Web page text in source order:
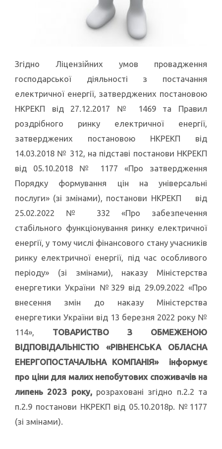
Згідно Ліцензійних умов провадження
господарської діяльності з постачання
електричної енергії, затверджених постановою
НКРЕКП від 27.12.2017 № 1469 та Правил
роздрібного ринку електричної енергії,
затверджених постановою НКРЕКП від
14.03.2018 № 312, на підставі постанови НКРЕКП
від 05.10.2018 № 1177 «Про затвердження
Порядку формування цін на універсальні
послуги» (зі змінами), постанови НКРЕКП від
25.02.2022 № 332 «Про забезпечення
стабільного функціонування ринку електричної
енергії, у тому числі фінансового стану учасників
ринку електричної енергії, під час особливого
періоду» (зі змінами), наказу Міністерства
енергетики України №329 від 29.09.2022 «Про
внесення змін до наказу Міністерства
енергетики України від 13 березня 2022 року №
114», ТОВАРИСТВО З ОБМЕЖЕНОЮ
ВІДПОВІДАЛЬНІСТЮ «РІВНЕНСЬКА ОБЛАСНА
ЕНЕРГОПОСТАЧАЛЬНА КОМПАНІЯ» інформує
про ціни для малих непобутових споживачів на
липень 2023 року, розраховані згідно п.2.2 та
п.2.9 постанови НКРЕКП від 05.10.2018р. №1177
(зі змінами).